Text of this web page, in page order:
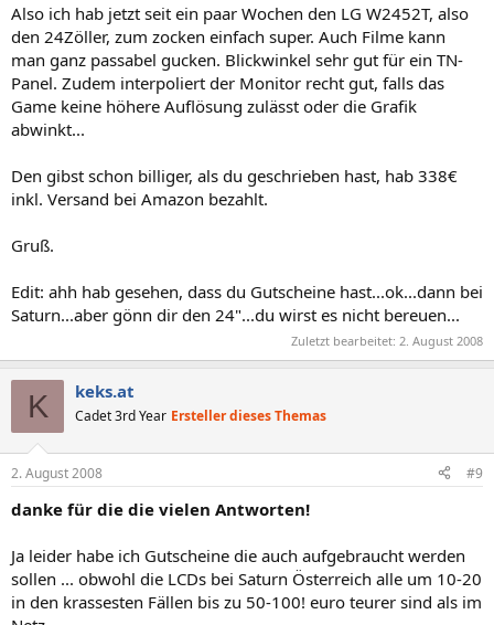
Also ich hab jetzt seit ein paar Wochen den LG W2452T, also
den 24Zöller, zum zocken einfach super. Auch Filme kann
man ganz passabel gucken. Blickwinkel sehr gut für ein TN-
Panel. Zudem interpoliert der Monitor recht gut, falls das
Game keine höhere Auflösung zulässt oder die Grafik
abwinkt...
Den gibst schon billiger, als du geschrieben hast, hab 338€
inkl. Versand bei Amazon bezahlt.
Gruß.
Edit: ahh hab gesehen, dass du Gutscheine hast...ok...dann bei
Saturn...aber gönn dir den 24"...du wirst es nicht bereuen...
Zuletzt bearbeitet: 2. August 2008
K keks.at
Cadet 3rd Year Ersteller dieses Themas
2. August 2008 #9
danke für die die vielen Antworten!
Ja leider habe ich Gutscheine die auch aufgebraucht werden
sollen ... obwohl die LCDs bei Saturn Österreich alle um 10-20
in den krassesten Fällen bis zu 50-100! euro teurer sind als im